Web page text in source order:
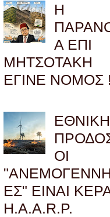
Η
Α ΕΠΙ
ΜΗΤΣΟΤΑΚΗ
ΕΓΙΝΕ ΝΟΜΟΣ
ΕΘΝΙΚΗ
ΟΙ
ΕΣ" ΕΙΝΑΙ
H.A.A.R.P.